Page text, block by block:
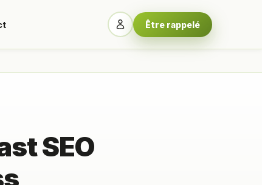
Être rappelé
SEO